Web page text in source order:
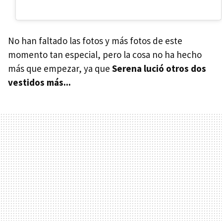
No han faltado las fotos y más fotos de este
momento tan especial, pero la cosa no ha hecho
más que empezar, ya que Serena lució otros dos
vestidos más...